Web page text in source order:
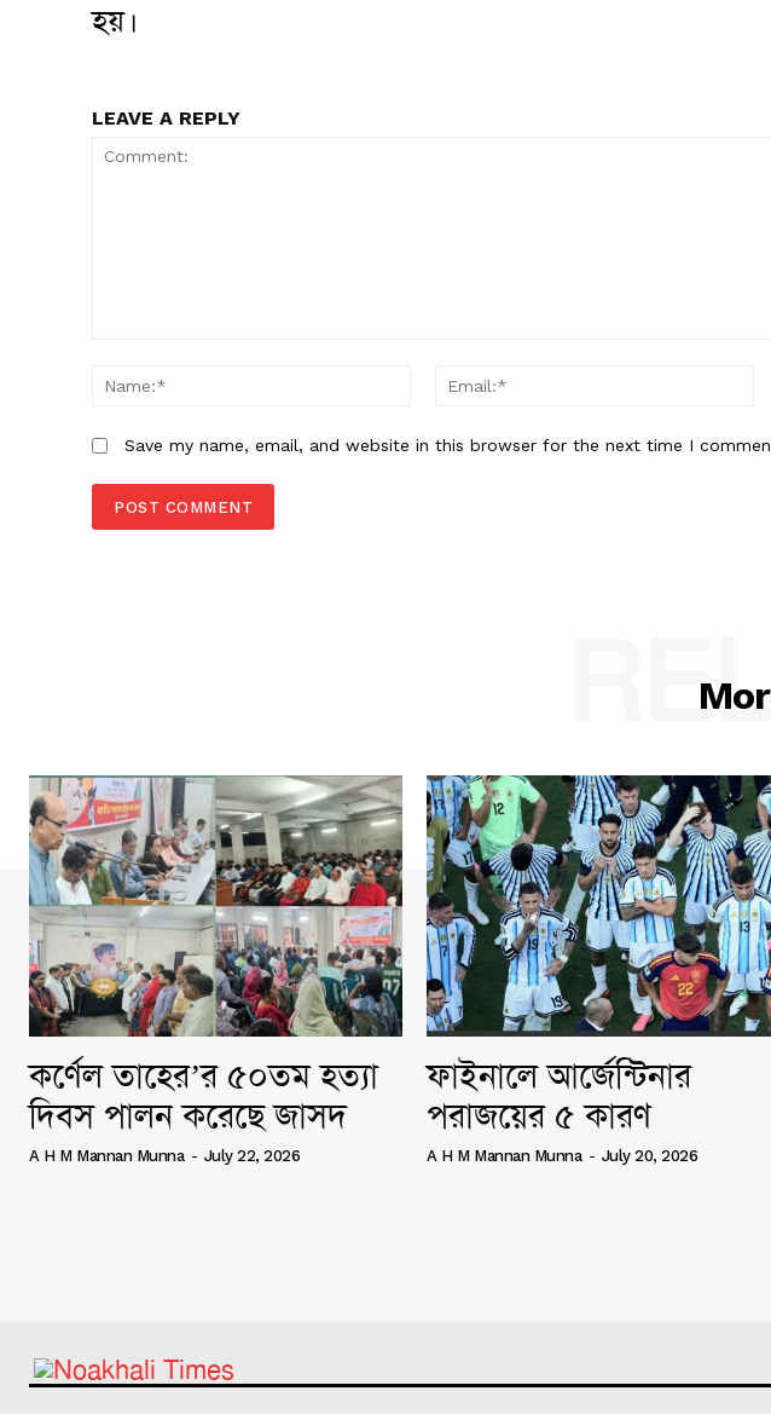
হয়।
LEAVE A REPLY
Name:*
Save my name, email, and website in this browser for the next time I
কর্ণেল তাহের’র ৫০তম হত্যা
দিবস পালন করেছে জাসদ
A H M Mannan Munna - July 22, 2026
ফাইনালে আর্জেন্টিনার
পরাজয়ের ৫ কারণ
A H M Mannan Munna - July 20, 2026